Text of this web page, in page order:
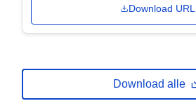
Download URL
Download alle